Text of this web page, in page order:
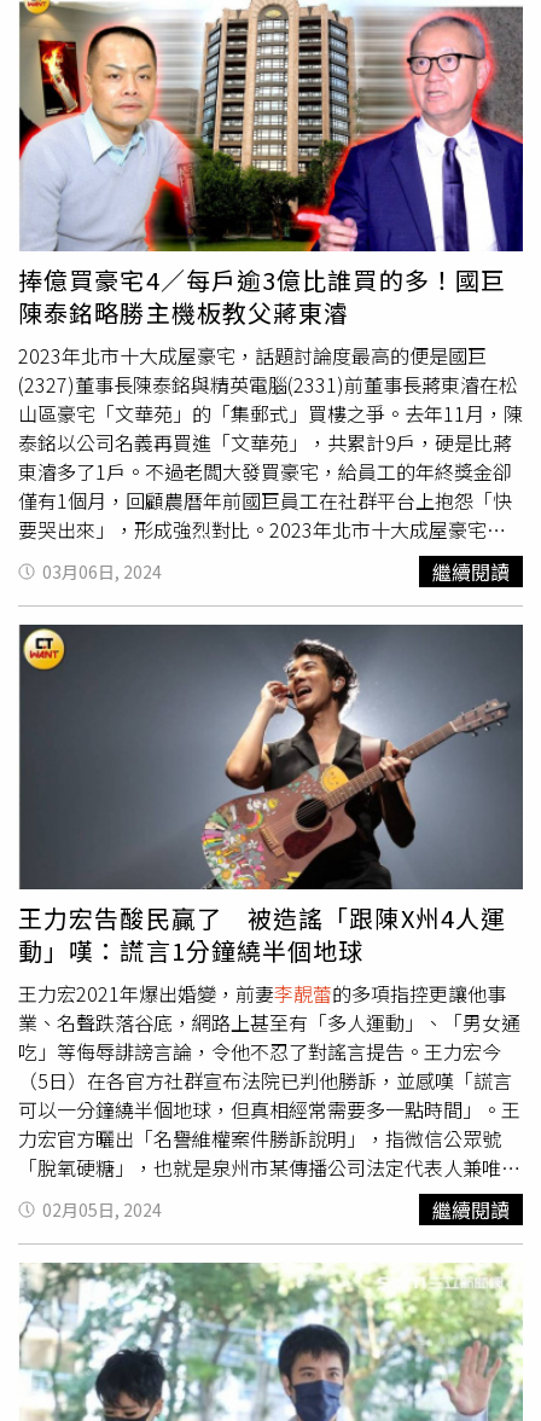
30萬罰金」。李靚蕾
直言，光是持有兒少性影像，依照美國
法律，刑責是10年以下徒刑，平均判決約6年3個月，如果
是12歲以下的兒少性影像或是有性犯罪的前科，刑責是20
年以下徒刑，至少判10年，且平均約11年1個月。她忍不住
砲轟，「兒少性犯罪者應該在監獄，不應該在公園，和你我
的孩子一起散步、溜滑梯。」她認為，除了修法加重刑責，
應依照國際標準，建立性罪犯的公開資料庫，讓民眾能夠隨
時上網搜索確認自己身邊的人，或是所在的區域有沒有性犯
罪者，才能有所防範。李靚蕾再次重申，有需求才會有供
給，兒少性犯罪零容忍，督促立法院修法加重刑責，修法公
開性罪犯資料庫，建立兒童安全網刻不容緩。《CTWANT》
提醒您：若自身或旁人遭受身體精神虐待、性騷擾、性侵
害，請打110報案再打113找社工。
捧億買豪宅4／每戶逾3億比誰買的多！國巨
陳泰銘略勝主機板教父蔣東濬
2023年北市十大成屋豪宅，話題討論度最高的便是國巨
(2327)董事長陳泰銘與精英電腦(2331)前董事長蔣東濬在松
山區豪宅「文華苑」的「集郵式」買樓之爭。去年11月，陳
泰銘以公司名義再買進「文華苑」，共累計9戶，硬是比蔣
東濬多了1戶。不過老闆大發買豪宅，給員工的年終獎金卻
僅有1個月，回顧農曆年前國巨員工在社群平台上抱怨「快
要哭出來」，形成強烈對比。2023年北市十大成屋豪宅，
曾因藝人王力宏與前妻
離婚紛爭受到關注的「仁愛吾
彊」，去年6月，光之丘公司以每坪207萬元、總價近4億元
買下4樓戶，為好一陣子沒在新聞曝光的「仁愛吾彊」，提
上豪宅榜第八名。因王力宏與前妻李靚蕾
聲名大噪的豪宅
「仁愛吾彊」，裡頭還住有壹傳媒主席黎智英家族。（圖／
報系資料庫）「仁愛吾彊」因為擁有仁愛路黃金門牌和無敵
樹海，又鄰近「仁愛帝寶」，曾經締造第一棟未打廣告即完
銷的5項「第一」紀錄，除了王力宏外，知名住戶還包括宏
仁集團王文洋家族、鈺創(5351)某大股東、永豐餘(1907)何
家。壹傳媒主席黎智英於2022年時雖以3.9億元售出持有
戶，但因為買方即是黎智英妻子李韻琴作為負責人的九龍置
地公司，因此也仍是「仁愛吾彊」的鄰居之一。位於中正區
的「富邦醴仁」，去年才交屋，首度闖進豪宅成屋榜，名列
第九，而且還是趕在12月份購入，今年2月才實價登錄。買
家為楊性自然人，以每坪205.8萬元、總價2.2億元成交頂樓
戶。不過去年豪宅話題，最為人樂道非「文華苑」莫屬。去
年11月旭昌興企業以每坪200萬元、總價5.6億元，無貸款
買進9樓1戶，經查，旭昌興企業為國巨董座陳泰銘家族投資
公司，這也是他於該棟豪宅蒐藏的第9戶；由於有主機板教
父之稱的精英電腦前董座蔣東濬也在「文華苑」中持有8
戶，過去2人只要有屋出售就買進，富豪間「集郵式」的買
屋之爭，這次交易讓陳泰銘再度取得領先。根據實價登錄，
陳泰銘在「文華苑」的9戶豪宅，買進成本已逾48.8億元。
剛交屋不久的「富邦醴仁」，去年頂樓戶以單價205.8萬元
成交，闖進2023豪宅排行榜第九名。（圖／林榮芳攝）
「文華苑」全社區僅26戶，每戶都在350坪以上，由於鄰近
東方文華酒店，推案時亦主打文華東方酒店物管服務，因此
聞名，光是陳泰銘、蔣東濬的青睞，2人就持有該社區6成的
戶數。知名住戶還有龍巖集團董事長KELLY LEE，2022年以
每坪244萬元、總價13.7億元買進頂樓戶。去年底除了買進
03月06日, 2024 繼續閱讀
王力宏告酸民贏了 被造謠「跟陳X州4人運
動」嘆：謊言1分鐘繞半個地球
王力宏2021年爆出婚變，前妻李靚蕾的多項指控更讓他事
業、名聲跌落谷底，網路上甚至有「多人運動」、「男女通
吃」等侮辱誹謗言論，令他不忍了對謠言提告。王力宏今
（5日）在各官方社群宣布法院已判他勝訴，並感嘆「謊言
可以一分鐘繞半個地球，但真相經常需要多一點時間」。王
力宏官方曬出「名譽維權案件勝訴說明」，指微信公眾號
「脫氧硬糖」，也就是泉州市某傳播公司法定代表人兼唯一
股東的李某，惡意散播憑空杜撰及捏造內容《王力宏陳*州
四人運動視頻流出，尺度大到不忍直視！》構成妨害名譽。
（圖／翻攝畫面）法院審理後於今年1月2日做出判決，認定
該提及「王力宏的人妻情人……是徐X瑄」、「王力宏陳X州
四人運動」、「王力宏的十個緋聞情人」、「男女通吃」的
內容，為不實內容並對王力宏的名譽構成妨害，判決該公眾
號需在中國大陸公開發行報紙發表道歉聲明，以及賠償精神
損害撫慰金及經濟損失。聲明還強調，王力宏與其工作室還
02月05日, 2024 繼續閱讀